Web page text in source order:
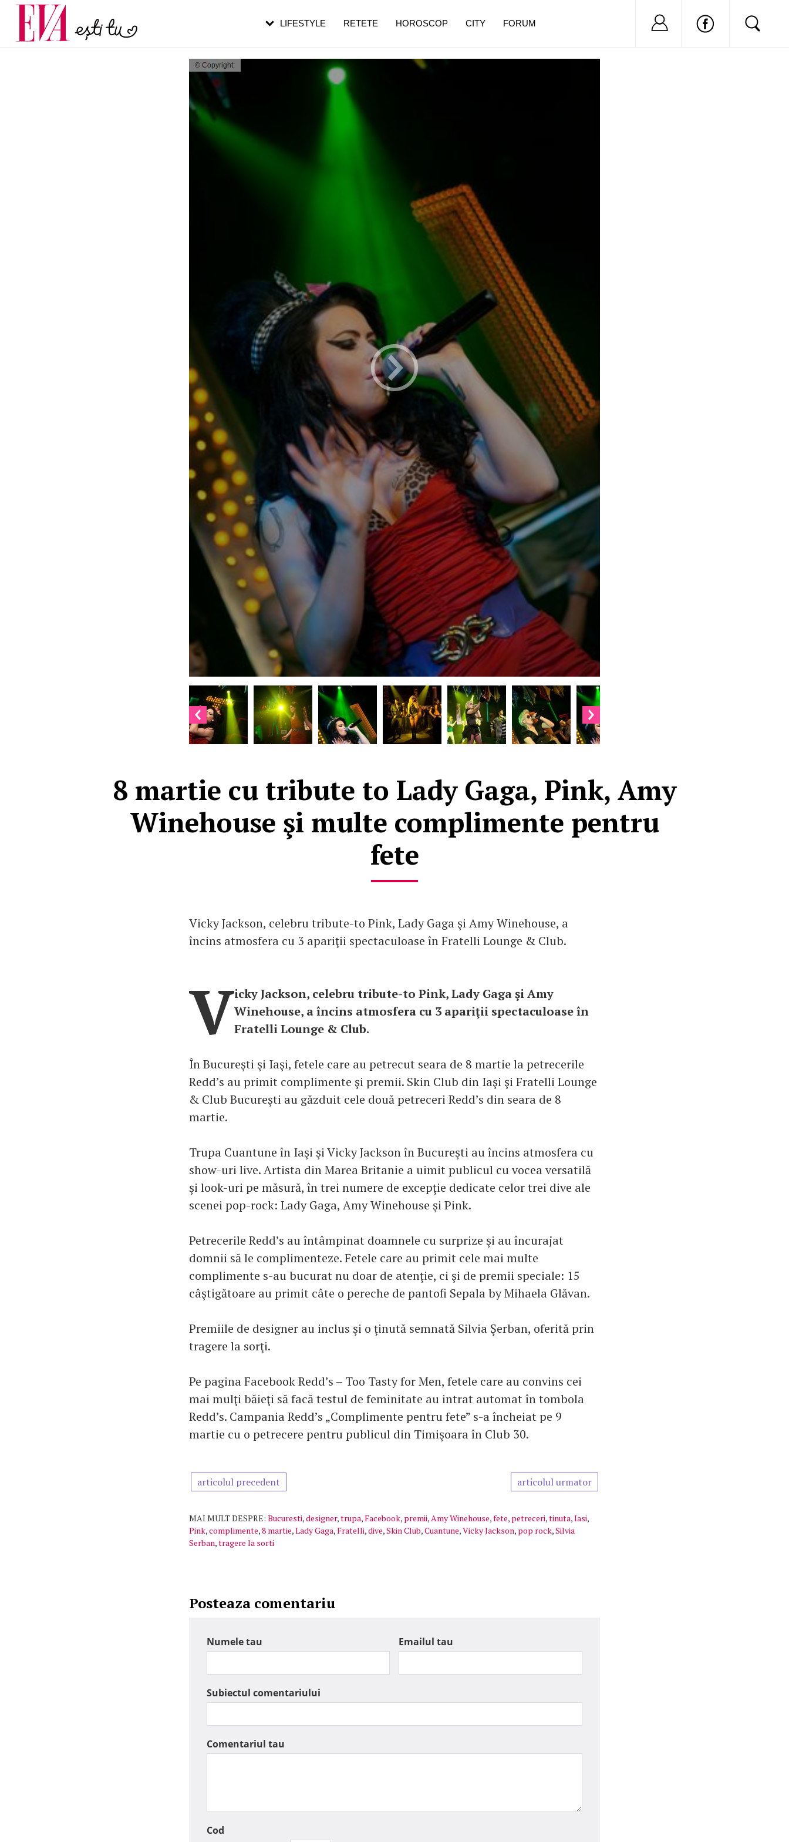
© Copyright:
8 martie cu tribute to Lady Gaga, Pink, Amy
Winehouse şi multe complimente pentru
fete
Vicky Jackson, celebru tribute-to Pink, Lady Gaga şi Amy Winehouse, a
încins atmosfera cu 3 apariţii spectaculoase în Fratelli Lounge & Club.
Vicky Jackson, celebru tribute-to Pink, Lady Gaga şi Amy
Winehouse, a încins atmosfera cu 3 apariţii spectaculoase în
Fratelli Lounge & Club.
În Bucureşti şi Iaşi, fetele care au petrecut seara de 8 martie la petrecerile
Redd’s au primit complimente şi premii. Skin Club din Iaşi şi Fratelli Lounge
& Club Bucureşti au găzduit cele două petreceri Redd’s din seara de 8
martie.
Trupa Cuantune în Iaşi şi Vicky Jackson în Bucureşti au încins atmosfera cu
show-uri live. Artista din Marea Britanie a uimit publicul cu vocea versatilă
şi look-uri pe măsură, în trei numere de excepţie dedicate celor trei dive ale
scenei pop-rock: Lady Gaga, Amy Winehouse şi Pink.
Petrecerile Redd’s au întâmpinat doamnele cu surprize şi au încurajat
domnii să le complimenteze. Fetele care au primit cele mai multe
complimente s-au bucurat nu doar de atenţie, ci şi de premii speciale: 15
câştigătoare au primit câte o pereche de pantofi Sepala by Mihaela Glăvan.
Premiile de designer au inclus şi o ţinută semnată Silvia Şerban, oferită prin
tragere la sorţi.
Pe pagina Facebook Redd’s – Too Tasty for Men, fetele care au convins cei
mai mulţi băieţi să facă testul de feminitate au intrat automat în tombola
Redd’s. Campania Redd’s „Complimente pentru fete” s-a încheiat pe 9
martie cu o petrecere pentru publicul din Timişoara în Club 30.
articolul precedent articolul urmator
MAI MULT DESPRE: Bucuresti,designer,trupa,Facebook, premii,Amy Winehouse,fete, petreceri,tinuta,Iasi,
Pink,complimente,8 martie,Lady Gaga,Fratelli,dive,Skin Club,Cuantune,Vicky Jackson, pop rock,Silvia
Serban,tragere la sorti
Posteaza comentariu
Numele tau Emailul tau
Subiectul comentariului
Comentariul tau
Cod
LIFESTYLE RETETE HOROSCOP CITY FORUM Nu ai cont?
Carieră
Actualitate
pe măsură ce înaintezi în vârstă